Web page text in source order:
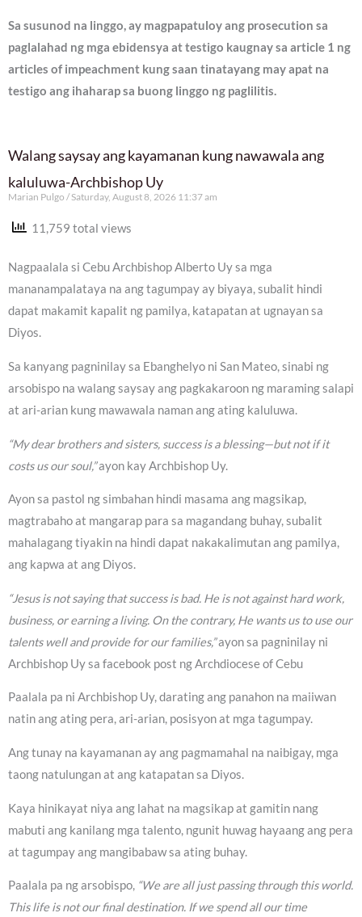
Sa susunod na linggo, ay magpapatuloy ang prosecution sa
paglalahad ng mga ebidensya at testigo kaugnay sa article 1 ng
articles of impeachment kung saan tinatayang may apat na
testigo ang ihaharap sa buong linggo ng paglilitis.
Walang saysay ang kayamanan kung nawawala ang
kaluluwa-Archbishop Uy
Marian Pulgo Saturday, August 8, 2026 11:37 am
11,759 total views
Nagpaalala si Cebu Archbishop Alberto Uy sa mga
mananampalataya na ang tagumpay ay biyaya, subalit hindi
dapat makamit kapalit ng pamilya, katapatan at ugnayan sa
Diyos.
Sa kanyang pagninilay sa Ebanghelyo ni San Mateo, sinabi ng
arsobispo na walang saysay ang pagkakaroon ng maraming salapi
at ari-arian kung mawawala naman ang ating kaluluwa.
“My dear brothers and sisters, success is a blessing—but not if it
costs us our soul,”ayon kay Archbishop Uy.
Ayon sa pastol ng simbahan hindi masama ang magsikap,
magtrabaho at mangarap para sa magandang buhay, subalit
mahalagang tiyakin na hindi dapat nakakalimutan ang pamilya,
ang kapwa at ang Diyos.
“Jesus is not saying that success is bad. He is not against hard work,
business, or earning a living. On the contrary, He wants us to use our
talents well and provide for our families,”ayon sa pagninilay ni
Archbishop Uy sa facebook post ng Archdiocese of Cebu
Paalala pa ni Archbishop Uy, darating ang panahon na maiiwan
natin ang ating pera, ari-arian, posisyon at mga tagumpay.
Ang tunay na kayamanan ay ang pagmamahal na naibigay, mga
taong natulungan at ang katapatan sa Diyos.
Kaya hinikayat niya ang lahat na magsikap at gamitin nang
mabuti ang kanilang mga talento, ngunit huwag hayaang ang pera
at tagumpay ang mangibabaw sa ating buhay.
Paalala pa ng arsobispo, “We are all just passing through this world.
This life is not our final destination. If we spend all our time